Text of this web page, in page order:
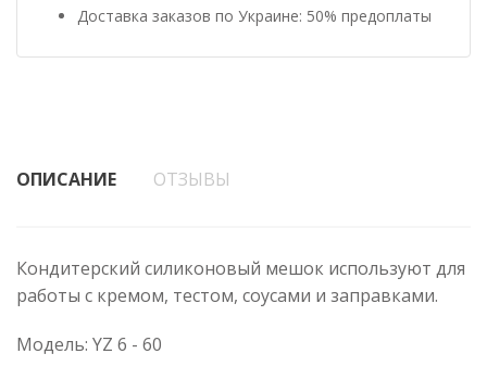
Доставка заказов по Украине: 50% предоплаты
ОПИСАНИЕ ОТЗЫВЫ
Кондитерский силиконовый мешок используют для
работы с кремом, тестом, соусами и заправками.
Модель: YZ 6 - 60